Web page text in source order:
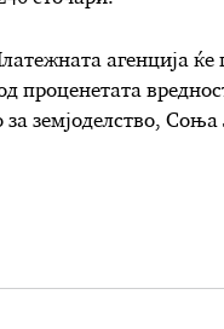
агенција ќе
проценетата
земјоделство, Соња